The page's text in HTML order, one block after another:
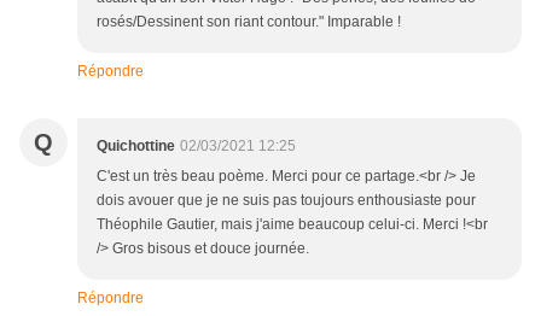
rosés/Dessinent son riant contour." Imparable !
Répondre
Q Quichottine 02/03/2021 12:25
C'est un très beau poème. Merci pour ce partage.<br /> Je
dois avouer que je ne suis pas toujours enthousiaste pour
Théophile Gautier, mais j'aime beaucoup celui-ci. Merci !<br
/> Gros bisous et douce journée.
Répondre